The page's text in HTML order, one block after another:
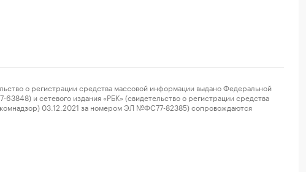
о регистрации средства массовой информации выдано Федеральной
и сетевого издания «РБК» (свидетельство о регистрации средства
03.12.2021 за номером ЭЛ №ФС77-82385) сопровождаются